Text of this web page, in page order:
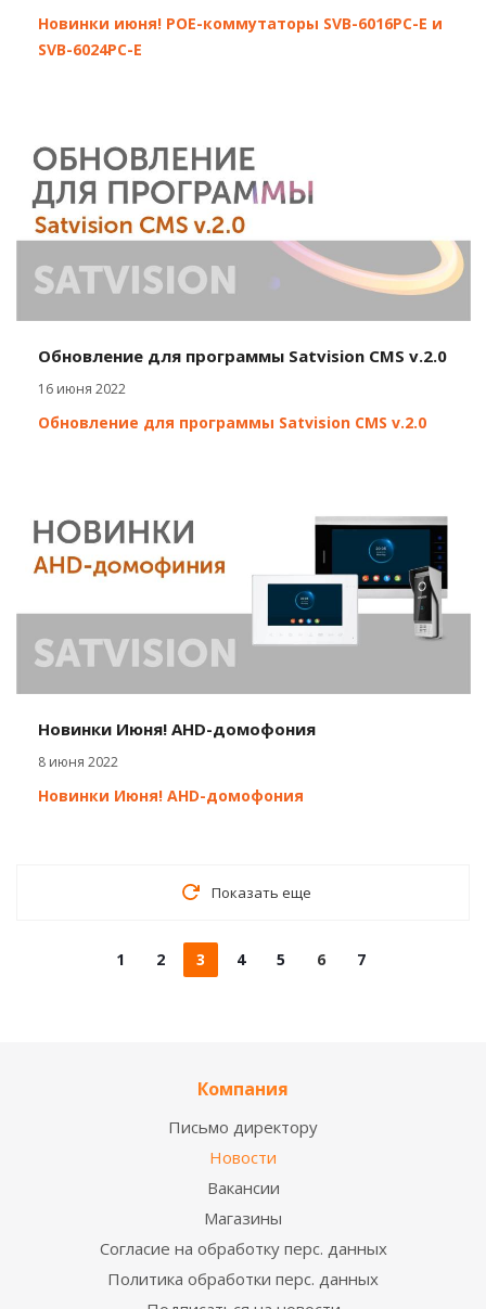
Новинки июня! POE-коммутаторы SVB-6016PC-E и
SVB-6024PC-E
Обновление для программы Satvision CMS v.2.0
16 июня 2022
Обновление для программы Satvision CMS v.2.0
Новинки Июня! AHD-домофония
8 июня 2022
Новинки Июня! AHD-домофония
Показать еще
1 2 3 4 5 6 7
Компания
Письмо директору
Новости
Вакансии
Магазины
Согласие на обработку перс. данных
Политика обработки перс. данных